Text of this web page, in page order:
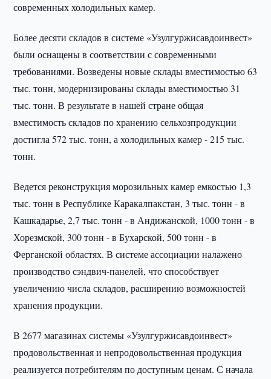
современных холодильных камер.
Более десяти складов в системе «Узулгуржисавдоинвест»
были оснащены в соответствии с современными
требованиями. Возведены новые склады вместимостью 63
тыс. тонн, модернизированы склады вместимостью 31
тыс. тонн. В результате в нашей стране общая
вместимость складов по хранению сельхозпродукции
достигла 572 тыс. тонн, а холодильных камер - 215 тыс.
тонн.
Ведется реконструкция морозильных камер емкостью 1,3
тыс. тонн в Республике Каракалпакстан, 3 тыс. тонн - в
Кашкадарье, 2,7 тыс. тонн - в Андижанской, 1000 тонн - в
Хорезмской, 300 тонн - в Бухарской, 500 тонн - в
Ферганской областях. В системе ассоциации налажено
производство сэндвич-панелей, что способствует
увеличению числа складов, расширению возможностей
хранения продукции.
В 2677 магазинах системы «Узулгуржисавдоинвест»
продовольственная и непродовольственная продукция
реализуется потребителям по доступным ценам. С начала